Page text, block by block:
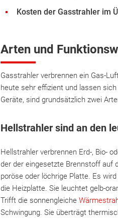
Kosten der Gasstrahler im
Arten und
Gasstrahler verbrennen ein Gas-
heute sehr effizient und lassen
Geräte, sind grundsätzlich zwei
Hellstrahler sind an den
Hellstrahler verbrennen Erd-, Bio-
der der eingesetzte Brennstoff auf
poröse oder löchrige Platte. Es
die Heizplatte. Sie leuchtet gelb-
Trifft die sonnengleiche
Schwingung. Sie überträgt